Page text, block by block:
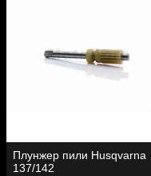
Плунжер пили Husqvarna
137/142